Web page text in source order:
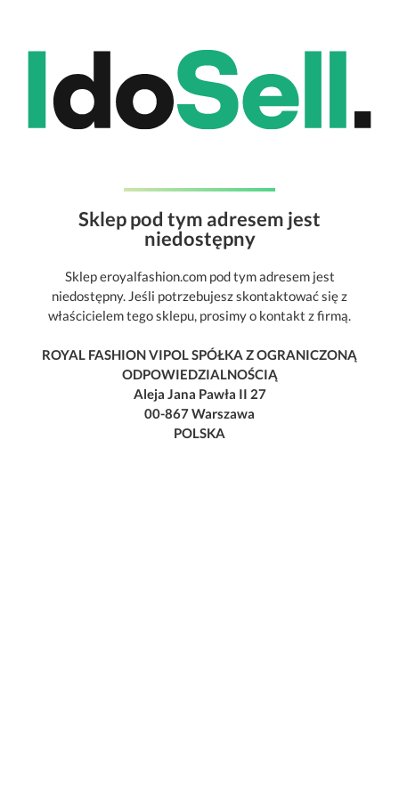
Sklep pod tym adresem jest
niedostępny
Sklep eroyalfashion.com pod tym adresem jest
niedostępny. Jeśli potrzebujesz skontaktować się z
właścicielem tego sklepu, prosimy o kontakt z firmą.
ROYAL FASHION VIPOL SPÓŁKA Z OGRANICZONĄ
ODPOWIEDZIALNOŚCIĄ
Aleja Jana Pawła II 27
00-867 Warszawa
POLSKA